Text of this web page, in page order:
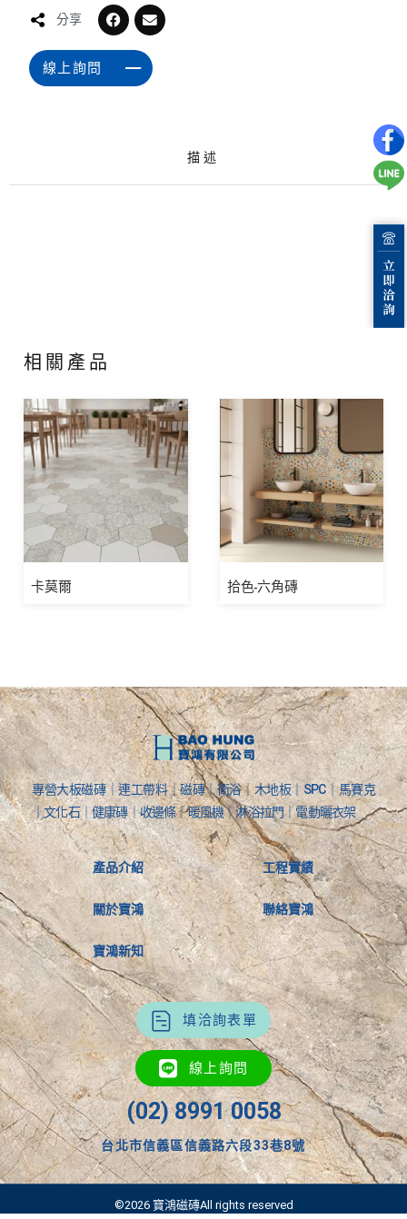
分享
線上詢問
描述
相關產品
卡莫爾 拾色-六角磚
專營大板磁磚｜連工帶料｜磁磚｜衛浴｜木地板｜SPC｜馬賽克
｜文化石｜健康磚｜收邊條｜暖風機｜淋浴拉門｜電動曬衣架
產品介紹
關於寶鴻
寶鴻新知
工程實績
聯絡寶鴻
填洽詢表單
線上詢問
(02) 8991 0058
台北市信義區信義路六段33巷8號
©2026 寶鴻磁磚All rights reserved